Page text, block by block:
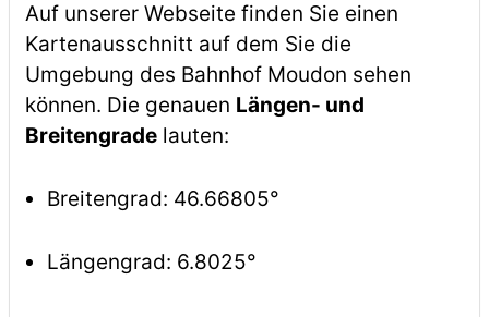
Auf unserer Webseite finden Sie einen
Kartenausschnitt auf dem Sie die
Umgebung des Bahnhof Moudon sehen
können. Die genauen Längen- und
Breitengradelauten:
Breitengrad: 46.66805°
Längengrad: 6.8025°